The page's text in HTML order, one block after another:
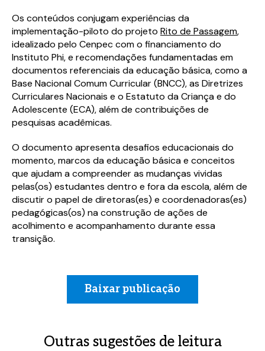
Os conteúdos conjugam experiências da
implementação-piloto do projeto Rito de Passagem,
idealizado pelo Cenpec com o financiamento do
Instituto Phi, e recomendações fundamentadas em
documentos referenciais da educação básica, como a
Base Nacional Comum Curricular (BNCC), as Diretrizes
Curriculares Nacionais e o Estatuto da Criança e do
Adolescente (ECA), além de contribuições de
pesquisas acadêmicas.
O documento apresenta desafios educacionais do
momento, marcos da educação básica e conceitos
que ajudam a compreender as mudanças vividas
pelas(os) estudantes dentro e fora da escola, além de
discutir o papel de diretoras(es) e coordenadoras(es)
pedagógicas(os) na construção de ações de
acolhimento e acompanhamento durante essa
transição.
Baixar publicação
Outras sugestões de leitura